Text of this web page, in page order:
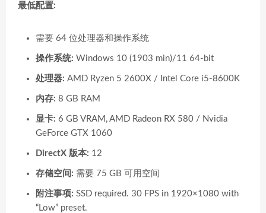
最低配置:
需要 64 位处理器和操作系统
操作系统: Windows 10 (1903 min)/11 64-bit
处理器: AMD Ryzen 5 2600X / Intel Core i5-8600K
内存: 8 GB RAM
显卡: 6 GB VRAM, AMD Radeon RX 580 / Nvidia
GeForce GTX 1060
DirectX 版本: 12
存储空间: 需要 75 GB 可用空间
附注事项: SSD required. 30 FPS in 1920×1080 with
“Low” preset.